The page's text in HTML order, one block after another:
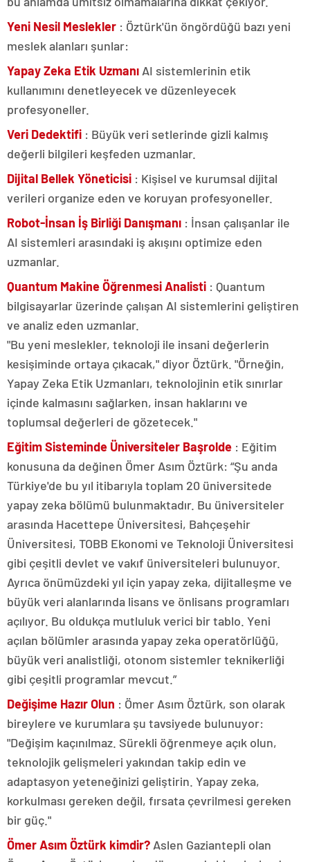
Yeni Nesil Meslekler : Öztürk'ün öngördüğü bazı yeni
meslek alanları şunlar:
Yapay Zeka Etik Uzmanı AI sistemlerinin etik
kullanımını denetleyecek ve düzenleyecek
profesyoneller.
Veri Dedektifi : Büyük veri setlerinde gizli kalmış
değerli bilgileri keşfeden uzmanlar.
Dijital Bellek Yöneticisi : Kişisel ve kurumsal dijital
verileri organize eden ve koruyan profesyoneller.
Robot-İnsan İş Birliği Danışmanı : İnsan çalışanlar ile
AI sistemleri arasındaki iş akışını optimize eden
uzmanlar.
Quantum Makine Öğrenmesi Analisti : Quantum
bilgisayarlar üzerinde çalışan AI sistemlerini geliştiren
ve analiz eden uzmanlar.
"Bu yeni meslekler, teknoloji ile insani değerlerin
kesişiminde ortaya çıkacak," diyor Öztürk. "Örneğin,
Yapay Zeka Etik Uzmanları, teknolojinin etik sınırlar
içinde kalmasını sağlarken, insan haklarını ve
toplumsal değerleri de gözetecek."
Eğitim Sisteminde Üniversiteler Başrolde : Eğitim
konusuna da değinen Ömer Asım Öztürk: “Şu anda
Türkiye'de bu yıl itibarıyla toplam 20 üniversitede
yapay zeka bölümü bulunmaktadır. Bu üniversiteler
arasında Hacettepe Üniversitesi, Bahçeşehir
Üniversitesi, TOBB Ekonomi ve Teknoloji Üniversitesi
gibi çeşitli devlet ve vakıf üniversiteleri bulunuyor.
Ayrıca önümüzdeki yıl için yapay zeka, dijitalleşme ve
büyük veri alanlarında lisans ve önlisans programları
açılıyor. Bu oldukça mutluluk verici bir tablo. Yeni
açılan bölümler arasında yapay zeka operatörlüğü,
büyük veri analistliği, otonom sistemler teknikerliği
gibi çeşitli programlar mevcut.”
Değişime Hazır Olun : Ömer Asım Öztürk, son olarak
bireylere ve kurumlara şu tavsiyede bulunuyor:
"Değişim kaçınılmaz. Sürekli öğrenmeye açık olun,
teknolojik gelişmeleri yakından takip edin ve
adaptasyon yeteneğinizi geliştirin. Yapay zeka,
korkulması gereken değil, fırsata çevrilmesi gereken
bir güç."
Ömer Asım Öztürk kimdir? Aslen Gaziantepli olan